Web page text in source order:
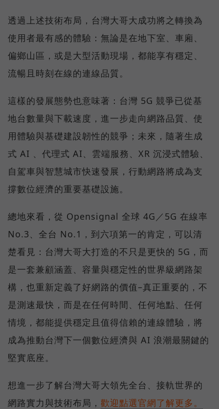
透過上述技術布局，台灣大哥大成功將之轉換為
使用者最有感的體驗：無論是在地下室、車廂、
偏鄉山區，或是大型活動現場，都能享有穩定、
流暢且時刻在線的連線品質。
這樣的發展態勢也意味著：台灣 5G 競爭已從基
地台數量與下載速度，進一步走向網路品質、使
用體驗與基礎建設韌性的競爭；未來，隨著生成
式 AI 、代理式 AI、雲端服務、XR 沉浸式體驗、
自駕車與智慧城市快速發展，行動網路將成為支
撐數位經濟的重要基礎設施。
總地來看，從 Opensignal 全球 4G／5G 在線率
No.3、全台 No.1，到六項第一的肯定，可以清
楚看見：台灣大哥大打造的不只是更快的 5G，而
是一套兼顧涵蓋、容量與穩定性的世界級網路架
構，也重新定義了好網路的價值–真正重要的，不
是測速最快，而是在任何時間、任何地點、任何
情境，都能提供穩定且值得信賴的連線體驗，將
成為推動台灣下一個數位經濟與 AI 浪潮最關鍵的
堅實底座。
想進一步了解台灣大哥大領先全台、接軌世界的
網路實力與技術布局， 歡迎點選官網了解更多。